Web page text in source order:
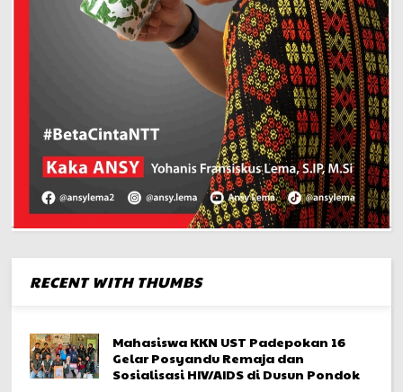
RECENT WITH THUMBS
Mahasiswa KKN UST Padepokan 16
Gelar Posyandu Remaja dan
Sosialisasi HIV/AIDS di Dusun Pondok